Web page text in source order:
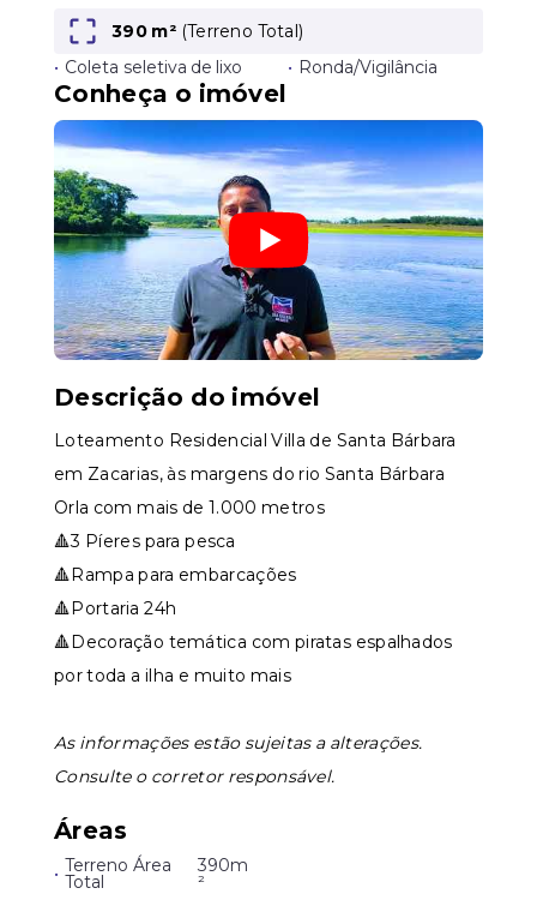
Leaflet
390 m² (Terreno Total)
• Coleta seletiva de lixo • Ronda/Vigilância
Conheça o imóvel
Descrição do imóvel
Loteamento Residencial Villa de Santa Bárbara
em Zacarias, às margens do rio Santa Bárbara
Orla com mais de 1.000 metros
🔺3 Píeres para pesca
🔺Rampa para embarcações
🔺Portaria 24h
🔺Decoração temática com piratas espalhados
por toda a ilha e muito mais
As informações estão sujeitas a alterações.
Consulte o corretor responsável.
Áreas
• Terreno Área
Total
390m
²